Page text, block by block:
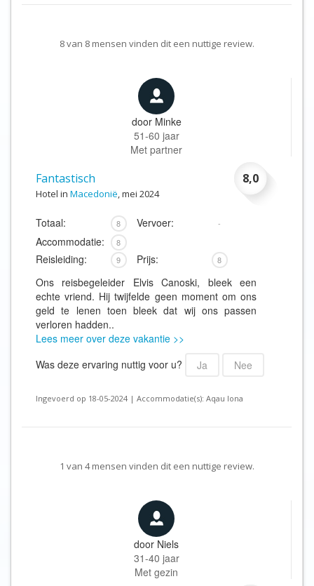
8van 8mensen vinden dit een nuttige review.
door Minke
51-60 jaar
Met partner
8,0
Fantastisch
Hotel in Macedonië, mei 2024
Totaal: 8 Vervoer: -
Accommodatie: 8
Reisleiding: 9 Prijs: 8
Ons reisbegeleider Elvis Canoski, bleek een
echte vriend. Hij twijfelde geen moment om ons
geld te lenen toen bleek dat wij ons passen
verloren hadden..
Lees meer over deze vakantie >>
Was deze ervaring nuttig voor u?
Ja Nee
Ingevoerd op 18-05-2024 | Accommodatie(s): Aqau lona
1 van 4mensen vinden dit een nuttige review.
door Niels
31-40 jaar
Met gezin